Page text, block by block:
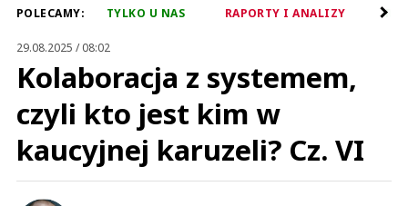
POLECAMY: TYLKO U NAS RAPORTY I ANALIZY
29.08.2025 / 08:02
Kolaboracja z systemem,
czyli kto jest kim w
kaucyjnej karuzeli? Cz. VI